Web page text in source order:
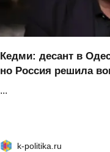
Кедми: десант в
но Россия решила
...
k-politika.ru